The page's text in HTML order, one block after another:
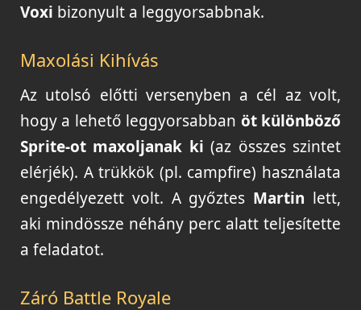
Voxi bizonyult a leggyorsabbnak.
Maxolási Kihívás
Az utolsó előtti versenyben a cél az volt,
hogy a lehető leggyorsabban öt különböző
Sprite-ot maxoljanak ki (az összes szintet
elérjék). A trükkök (pl. campfire) használata
engedélyezett volt. A győztes Martin lett,
aki mindössze néhány perc alatt teljesítette
a feladatot.
Záró Battle Royale